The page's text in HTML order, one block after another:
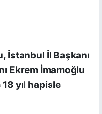
İstanbul İl Başkanı
Ekrem İmamoğlu
yıl hapisle